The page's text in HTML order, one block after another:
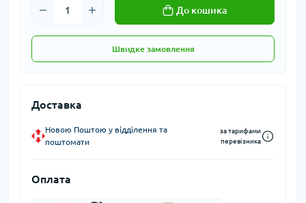
До кошика
Швидке замовлення
Доставка
Новою Поштою у відділення та
поштомати
за тарифами
перевізника
Оплата